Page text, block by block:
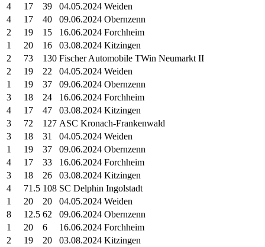
4 17 39
04.05.2024 Weiden
4
17 40
09.06.2024 Obernzenn
2
19 15
16.06.2024 Forchheim
1
20 16
03.08.2024 Kitzingen
2
73 130 Fischer Automobile TWin Neumarkt II
2
19 22
04.05.2024 Weiden
1
19 37
09.06.2024 Obernzenn
3
18 24
16.06.2024 Forchheim
4
17 47
03.08.2024 Kitzingen
3
72 127 ASC Kronach-Frankenwald
3
18 31
04.05.2024 Weiden
1
19 37
09.06.2024 Obernzenn
4
17 33
16.06.2024 Forchheim
3
18 26
03.08.2024 Kitzingen
4
71.5 108 SC Delphin Ingolstadt
1
20 20
04.05.2024 Weiden
8
12.5 62
09.06.2024 Obernzenn
1
20 6
16.06.2024 Forchheim
2
19 20
03.08.2024 Kitzingen